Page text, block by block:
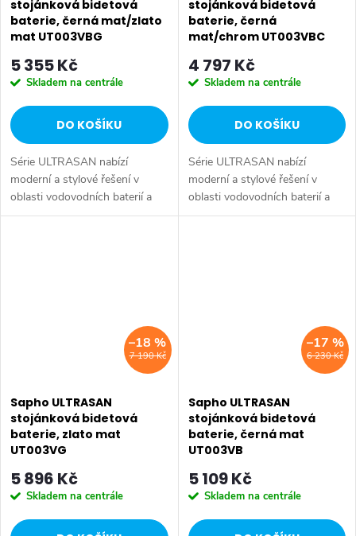
stojánková bidetová
baterie, černá mat/zlato
mat UT003VBG
5 355 Kč
Skladem na centrále
DO KOŠÍKU
Série ULTRASAN nabízí
moderní a stylové řešení v
oblasti vodovodních baterií a
sprchových systémů, které
stojánková bidetová
baterie, černá
mat/chrom UT003VBC
4 797 Kč
Skladem na centrále
DO KOŠÍKU
Série ULTRASAN nabízí
moderní a stylové řešení v
oblasti vodovodních baterií a
sprchových systémů, které
7 190 Kč
–18 %
Sapho ULTRASAN
stojánková bidetová
baterie, zlato mat
UT003VG
5 896 Kč
Skladem na centrále
6 230 Kč
–17 %
Sapho ULTRASAN
stojánková bidetová
baterie, černá mat
UT003VB
5 109 Kč
Skladem na centrále